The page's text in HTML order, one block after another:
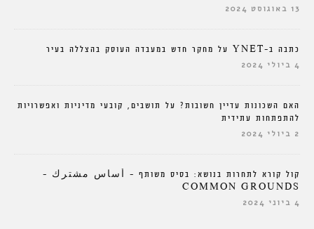
13 באוגוסט 2024
כתבה ב-YNET על מחקר חדש במעבדה העוסק בהצללה בעיר
4 ביולי 2024
האם השכונות עדיין חשובות? על תושבים, קובעי מדיניות ואפשרויות
להתפתחות עתידית
2 ביולי 2024
קול קורא לתחרות בנושא: בסיס משותף – أساس مشترك –
COMMON GROUNDS
4 ביוני 2024